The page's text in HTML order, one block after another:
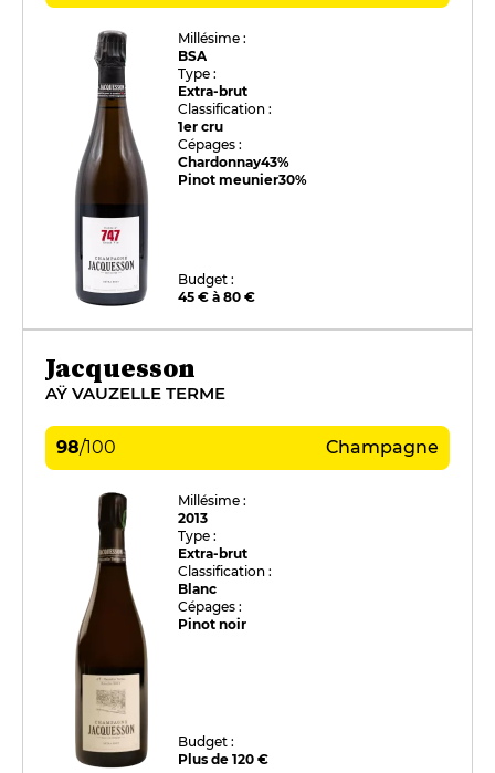
Millésime :
BSA
Type :
Extra-brut
Classification :
1er cru
Cépages :
Chardonnay43%
Pinot meunier30%
Budget :
45 € à 80 €
Jacquesson
AŸ VAUZELLE TERME
98/100 Champagne
Millésime :
2013
Type :
Extra-brut
Classification :
Blanc
Cépages :
Pinot noir
Budget :
Plus de 120 €